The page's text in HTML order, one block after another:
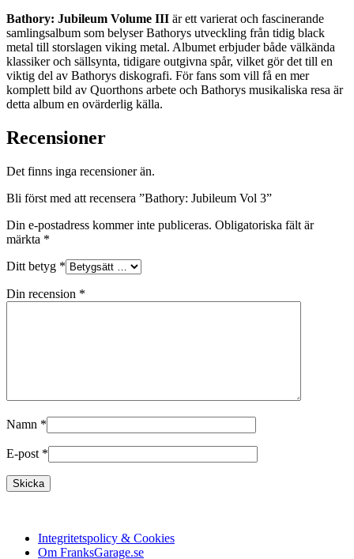
Bathory: Jubileum Volume III är ett varierat och fascinerande
samlingsalbum som belyser Bathorys utveckling från tidig black
metal till storslagen viking metal. Albumet erbjuder både välkända
klassiker och sällsynta, tidigare outgivna spår, vilket gör det till en
viktig del av Bathorys diskografi. För fans som vill få en mer
komplett bild av Quorthons arbete och Bathorys musikaliska resa är
detta album en ovärderlig källa.
Recensioner
Det finns inga recensioner än.
Bli först med att recensera ”Bathory: Jubileum Vol 3”
Din e-postadress kommer inte publiceras. Obligatoriska fält är
märkta *
Ditt betyg *
Din recension *
Namn *
E-post *
Integritetspolicy & Cookies
Om FranksGarage.se